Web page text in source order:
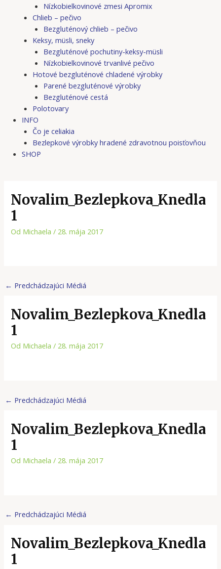
Nízkobielkovinové zmesi Apromix
Chlieb – pečivo
Bezgluténový chlieb – pečivo
Keksy, müsli, sneky
Bezgluténové pochutiny-keksy-müsli
Nízkobielkovinové trvanlivé pečivo
Hotové bezgluténové chladené výrobky
Parené bezgluténové výrobky
Bezgluténové cestá
Polotovary
INFO
Čo je celiakia
Bezlepkové výrobky hradené zdravotnou poisťovňou
SHOP
Novalim_Bezlepkova_Knedla
1
Od Michaela/ 28. mája 2017
← Predchádzajúci Médiá
Novalim_Bezlepkova_Knedla
1
Od Michaela/ 28. mája 2017
← Predchádzajúci Médiá
Novalim_Bezlepkova_Knedla
1
Od Michaela/ 28. mája 2017
← Predchádzajúci Médiá
Novalim_Bezlepkova_Knedla
1